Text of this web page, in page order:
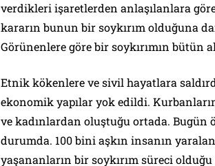
verdikleri işaretlerden anlaşılanlara
kararın bunun bir soykırım olduğuna
Görünenlere göre bir soykırımın bütün
Etnik kökenlere ve sivil hayatlara
ekonomik yapılar yok edildi.
ve kadınlardan oluştuğu ortada. Bugün
durumda. 100 bini aşkın insanın
yaşananların bir soykırım süreci